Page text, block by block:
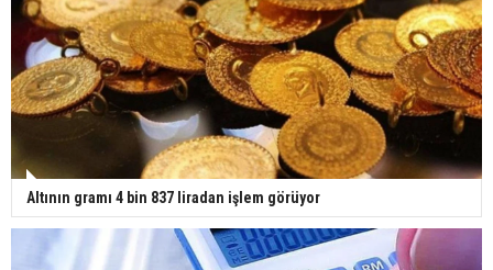
Altının gramı 4 bin 837 liradan işlem görüyor